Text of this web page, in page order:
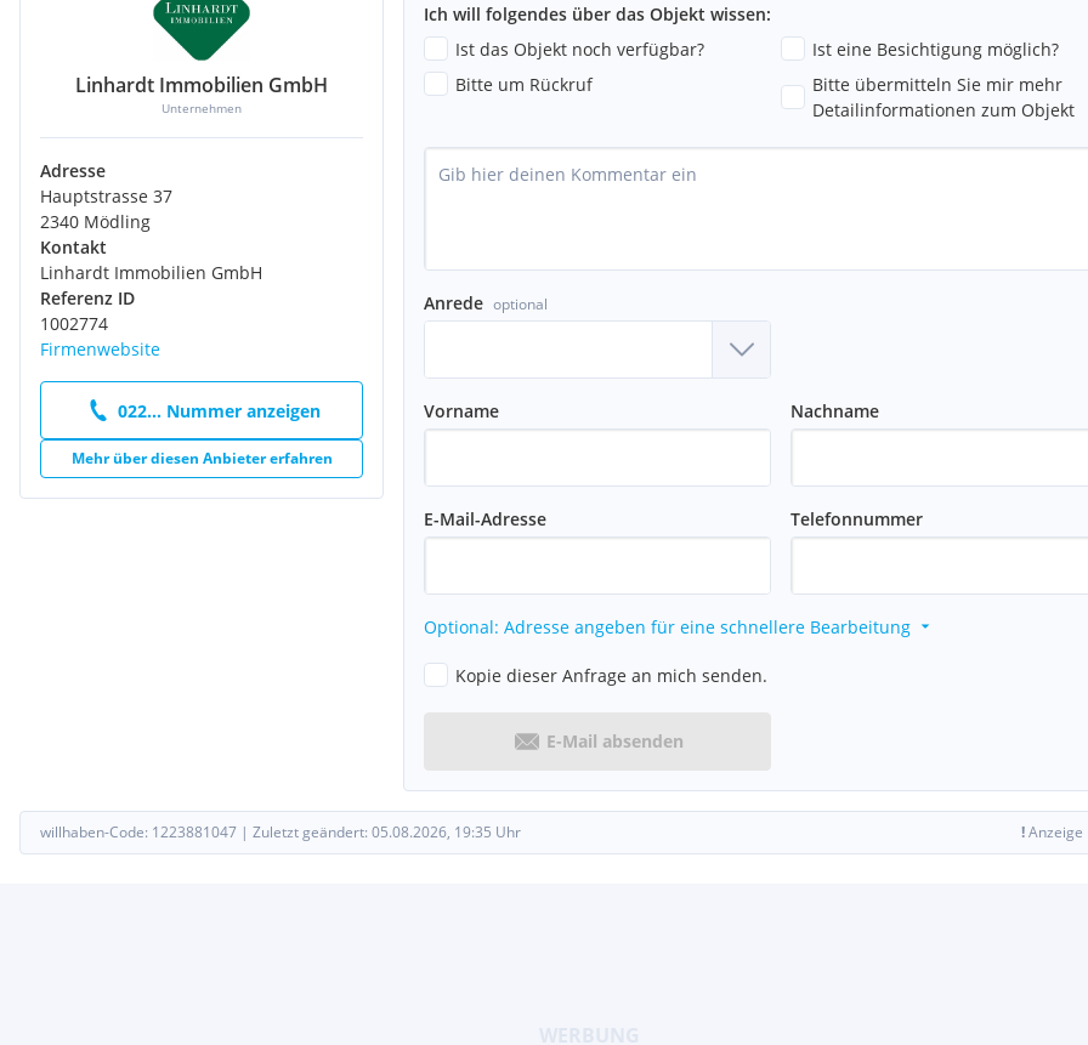
Linhardt Immobilien GmbH
Unternehmen
Adresse
Hauptstrasse 37
2340 Mödling
Kontakt
Linhardt Immobilien GmbH
Referenz ID
1002774
Firmenwebsite
022... Nummer anzeigen
Mehr über diesen Anbieter erfahren
Ich will folgendes über das Objekt wissen:
Ist das Objekt noch verfügbar?
Ist eine Besichtigung möglich?
Bitte um Rückruf
Bitte übermitteln Sie mir mehr
Detailinformationen zum Objekt
Anrede optional
Vorname Nachname
E-Mail-Adresse Telefonnummer
Optional: Adresse angeben für eine schnellere Bearbeitung
Kopie dieser Anfrage an mich senden.
E-Mail absenden
willhaben-Code: 1223881047 | Zuletzt geändert: 05.08.2026, 19:35 Uhr !Anzeige